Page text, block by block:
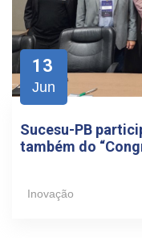
13
Jun
Sucesu-PB
também do
Inovação